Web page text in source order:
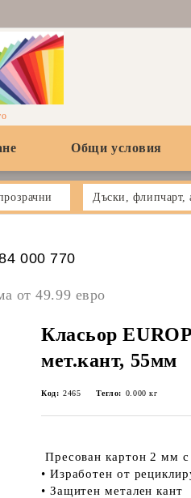
Общи условия
Дъски, флипчарт,
000 770
от 49.99 евро
Класьор
мет.кант, 55мм
Код: 2465 Тегло: 0.000 кг
Пресован картон 2 мм
• Изработен от
• Защитен метален кант